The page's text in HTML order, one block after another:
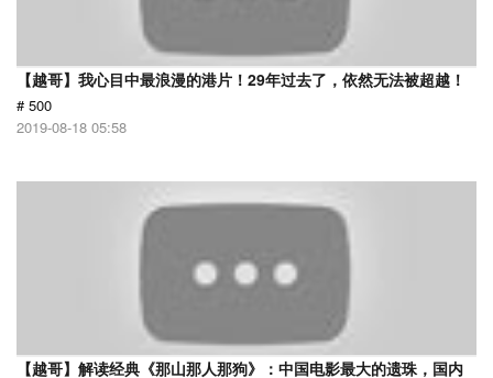
【越哥】我心目中最浪漫的港片！29年过去了，依然无法被超越！
# 500
2019-08-18 05:58
【越哥】解读经典《那山那人那狗》：中国电影最大的遗珠，国内